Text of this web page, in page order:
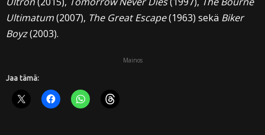
Ultimatum(2007), The Great Escape(1963) sekä Biker
Boyz(2003).
Mainos
Jaa tämä: